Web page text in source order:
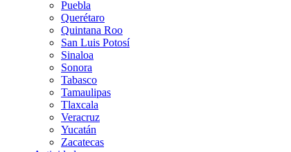
Puebla
Querétaro
Quintana Roo
San Luis Potosí
Sinaloa
Sonora
Tabasco
Tamaulipas
Tlaxcala
Veracruz
Yucatán
Zacatecas